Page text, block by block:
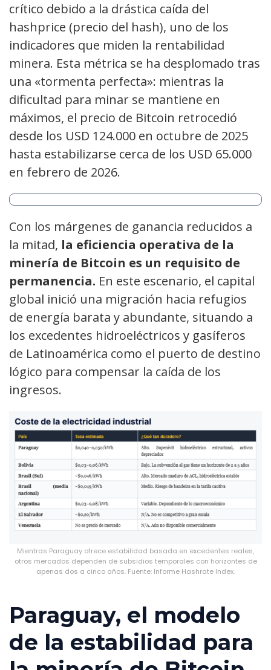
crítico debido a la drástica caída del
hashprice (precio del hash), uno de los
indicadores que miden la rentabilidad
minera. Esta métrica se ha desplomado tras
una «tormenta perfecta»: mientras la
dificultad para minar se mantiene en
máximos, el precio de Bitcoin retrocedió
desde los USD 124.000 en octubre de 2025
hasta estabilizarse cerca de los USD 65.000
en febrero de 2026.
Con los márgenes de ganancia reducidos a
la mitad, la eficiencia operativa de la
minería de Bitcoin es un requisito de
permanencia. En este escenario, el capital
global inició una migración hacia refugios
de energía barata y abundante, situando a
los excedentes hidroeléctricos y gasíferos
de Latinoamérica como el puerto de destino
lógico para compensar la caída de los
ingresos.
Mientras Paraguay ofrece estabilidad basada en excedentes reales,
otros mercados dependen de subsidios temporales con horizontes de
apenas dos a cinco años. Fuente: Informe Hashrate Index.
Paraguay, el modelo
de la estabilidad para